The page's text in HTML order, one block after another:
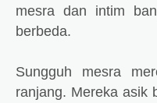
mesra dan intim
berbeda.
Sungguh mesra
ranjang. Mereka asik